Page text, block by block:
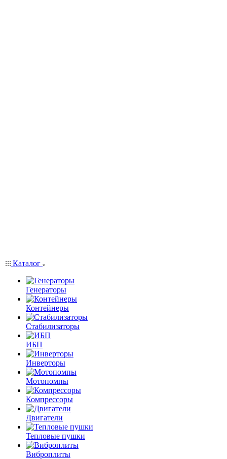
Каталог
Генераторы
Контейнеры
Стабилизаторы
ИБП
Инверторы
Мотопомпы
Компрессоры
Двигатели
Тепловые пушки
Виброплиты